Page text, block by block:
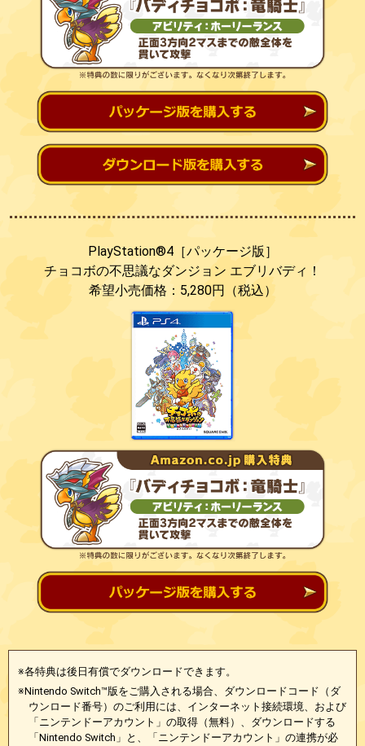
PlayStation®4［パッケージ版］
チョコボの不思議なダンジョン エブリバディ！
希望小売価格：5,280円（税込）
※各特典は後日有償でダウンロードできます。
※Nintendo Switch™版をご購入される場合、ダウンロードコード（ダ
ウンロード番号）のご利用には、インターネット接続環境、および
「ニンテンドーアカウント」の取得（無料）、ダウンロードする
「Nintendo Switch」と、「ニンテンドーアカウント」の連携が必